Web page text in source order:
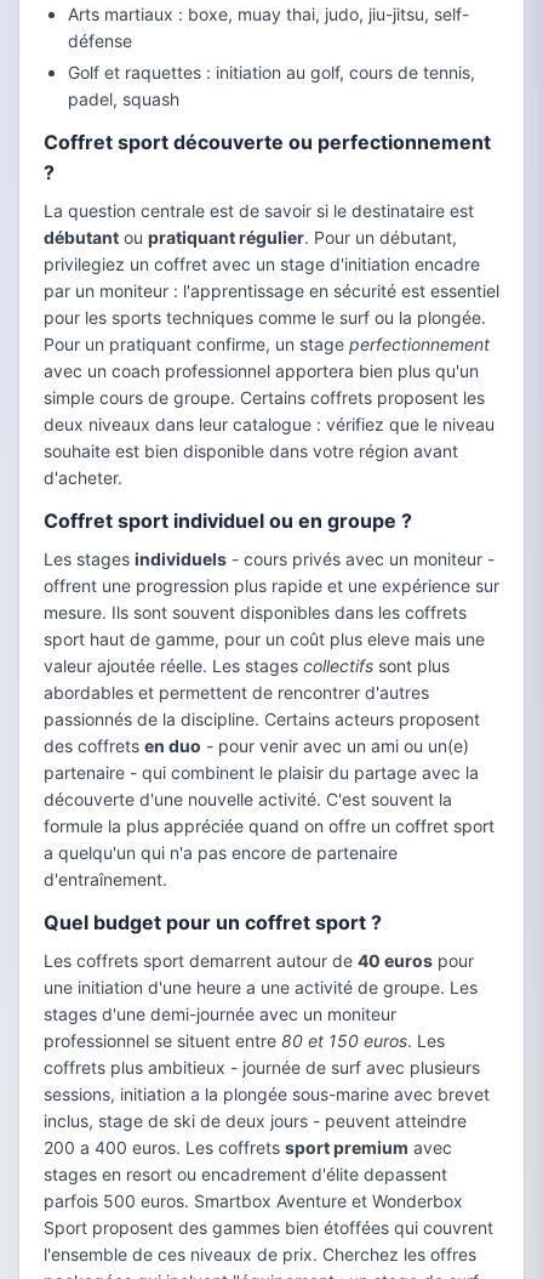
Arts martiaux : boxe, muay thai, judo, jiu-jitsu, self-
défense
Golf et raquettes : initiation au golf, cours de tennis,
padel, squash
Coffret sport découverte ou perfectionnement
?
La question centrale est de savoir si le destinataire est
débutant ou pratiquant régulier. Pour un débutant,
privilegiez un coffret avec un stage d'initiation encadre
par un moniteur : l'apprentissage en sécurité est essentiel
pour les sports techniques comme le surf ou la plongée.
Pour un pratiquant confirme, un stage perfectionnement
avec un coach professionnel apportera bien plus qu'un
simple cours de groupe. Certains coffrets proposent les
deux niveaux dans leur catalogue : vérifiez que le niveau
souhaite est bien disponible dans votre région avant
d'acheter.
Coffret sport individuel ou en groupe ?
Les stages individuels - cours privés avec un moniteur -
offrent une progression plus rapide et une expérience sur
mesure. Ils sont souvent disponibles dans les coffrets
sport haut de gamme, pour un coût plus eleve mais une
valeur ajoutée réelle. Les stages collectifs sont plus
abordables et permettent de rencontrer d'autres
passionnés de la discipline. Certains acteurs proposent
des coffrets en duo - pour venir avec un ami ou un(e)
partenaire - qui combinent le plaisir du partage avec la
découverte d'une nouvelle activité. C'est souvent la
formule la plus appréciée quand on offre un coffret sport
a quelqu'un qui n'a pas encore de partenaire
d'entraînement.
Quel budget pour un coffret sport ?
Les coffrets sport demarrent autour de 40 euros pour
une initiation d'une heure a une activité de groupe. Les
stages d'une demi-journée avec un moniteur
professionnel se situent entre 80 et 150 euros. Les
coffrets plus ambitieux - journée de surf avec plusieurs
sessions, initiation a la plongée sous-marine avec brevet
inclus, stage de ski de deux jours - peuvent atteindre
200 a 400 euros. Les coffrets sport premium avec
stages en resort ou encadrement d'élite depassent
parfois 500 euros. Smartbox Aventure et Wonderbox
Sport proposent des gammes bien étoffées qui couvrent
l'ensemble de ces niveaux de prix. Cherchez les offres